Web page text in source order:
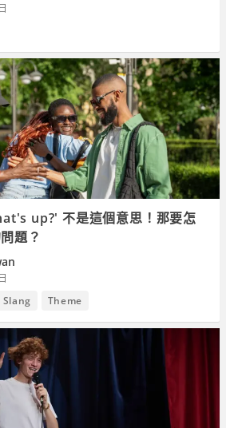
up?' 不是這個意思！那要怎
題？
Slang Theme